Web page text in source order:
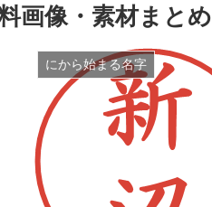
画像・素材まとめ
にから始まる名字